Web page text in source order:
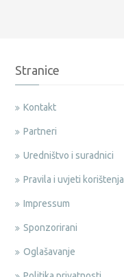
Stranice
Kontakt
Partneri
Uredništvo i suradnici
Pravila i uvjeti korištenja
Impressum
Sponzorirani
Oglašavanje